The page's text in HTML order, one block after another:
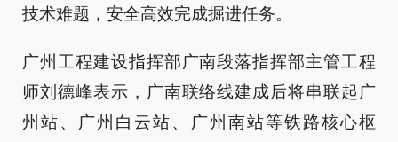
技术难题，安全高效完成掘进任务。
广州工程建设指挥部广南段落指挥部主管工程
师刘德峰表示，广南联络线建成后将串联起广
州站、广州白云站、广州南站等铁路核心枢